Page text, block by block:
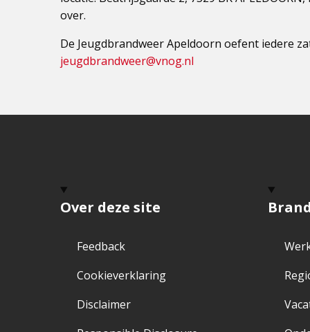
over.
De Jeugdbrandweer Apeldoorn oefent iedere
jeugdbrandweer@vnog.nl
Over deze site
Feedback
Cookieverklaring
Disclaimer